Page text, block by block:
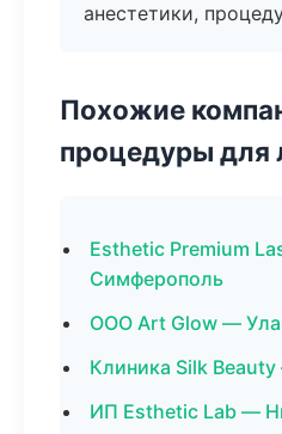
анестетики,
Похожие
процедуры для
Esthetic Premium
Симферополь
ООО Art Glow —
Клиника Silk
ИП Esthetic Lab —